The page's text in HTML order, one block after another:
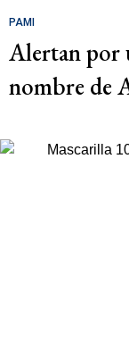
PAMI
Alertan por
nombre de